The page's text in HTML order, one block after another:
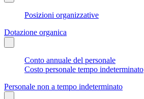
Posizioni organizzative
Dotazione organica
Conto annuale del personale
Costo personale tempo indeterminato
Personale non a tempo indeterminato